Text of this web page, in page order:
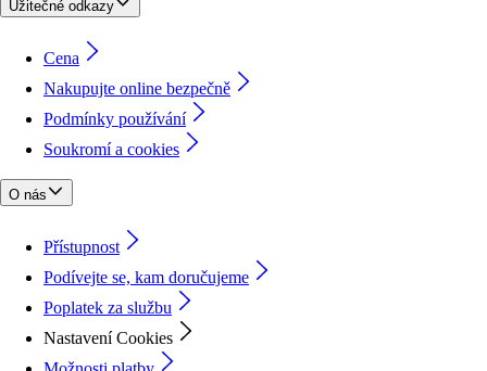
Užitečné odkazy
Cena
Nakupujte online bezpečně
Podmínky používání
Soukromí a cookies
O nás
Přístupnost
Podívejte se, kam doručujeme
Poplatek za službu
Nastavení Cookies